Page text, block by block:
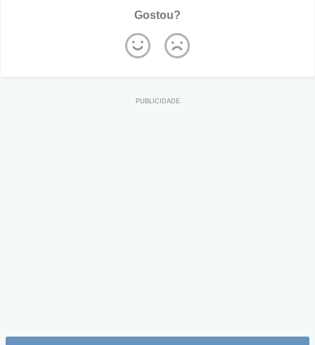
Gostou?